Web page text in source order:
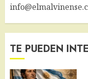
TE PUEDEN